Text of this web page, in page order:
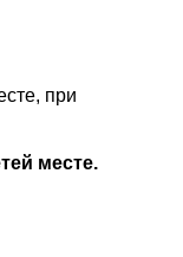
при
месте.